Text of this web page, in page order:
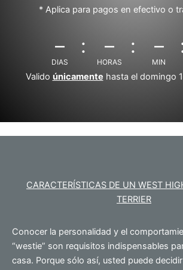
* Aplica para pagos en efectivo o
–
DIAS
–
HORAS
–
MIN
Valido únicamente hasta el domingo
CARACTERÍSTICAS DE UN WEST
TERRIER
Conocer la personalidad y el
“westie” son requisitos indispensables
casa. Porque sólo así, usted puede